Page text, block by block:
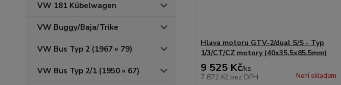
VW 181 Kübelwagen
VW Buggy/Baja/Trike
VW Bus Typ 2 (1967 » 79)
VW Bus Typ 2/1 (1950 » 67)
Hlava motoru GTV-2/dual S/S - Typ
1/3/CT/CZ motory (40x35.5x85.5mm)
9 525 Kč/ks
7 872 Kč bez DPH Není skladem